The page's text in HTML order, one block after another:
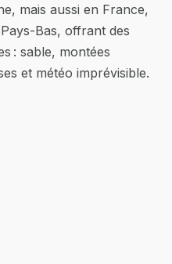
mais aussi en France,
Bas, offrant des
: sable, montées
et météo imprévisible.